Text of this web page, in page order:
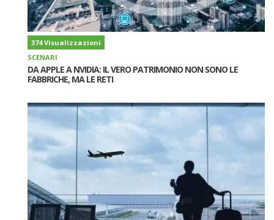
374 Visualizzazioni
SCENARI
DA APPLE A NVIDIA: IL VERO PATRIMONIO NON SONO LE
FABBRICHE, MA LE RETI